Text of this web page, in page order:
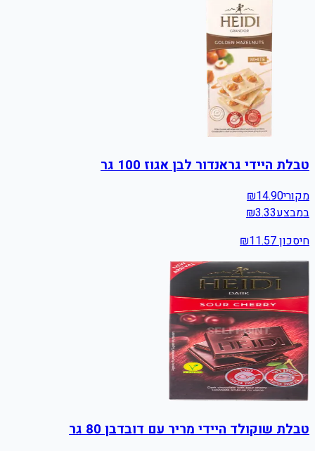
טבלת היידי גראנדור לבן אגוז 100 גר
מקורי ₪14.90
במבצע
₪3.33
חיסכון ₪11.57
טבלת שוקולד היידי מריר עם דובדבן 80 גר